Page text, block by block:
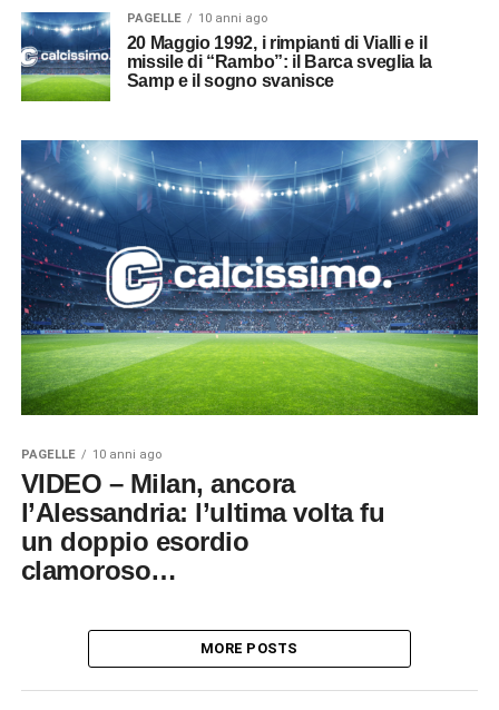
PAGELLE 10 anni ago
20 Maggio 1992, i rimpianti di Vialli e il
missile di “Rambo”: il Barca sveglia la
Samp e il sogno svanisce
PAGELLE 10 anni ago
VIDEO – Milan, ancora
l’Alessandria: l’ultima volta fu
un doppio esordio
clamoroso…
MORE POSTS